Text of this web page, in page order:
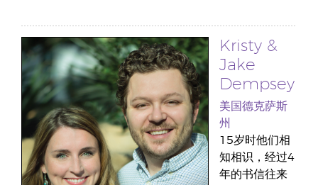
Kristy &
Jake
Dempsey
美国德克萨斯
州
15岁时他们相
知相识，经过4
年的书信往来